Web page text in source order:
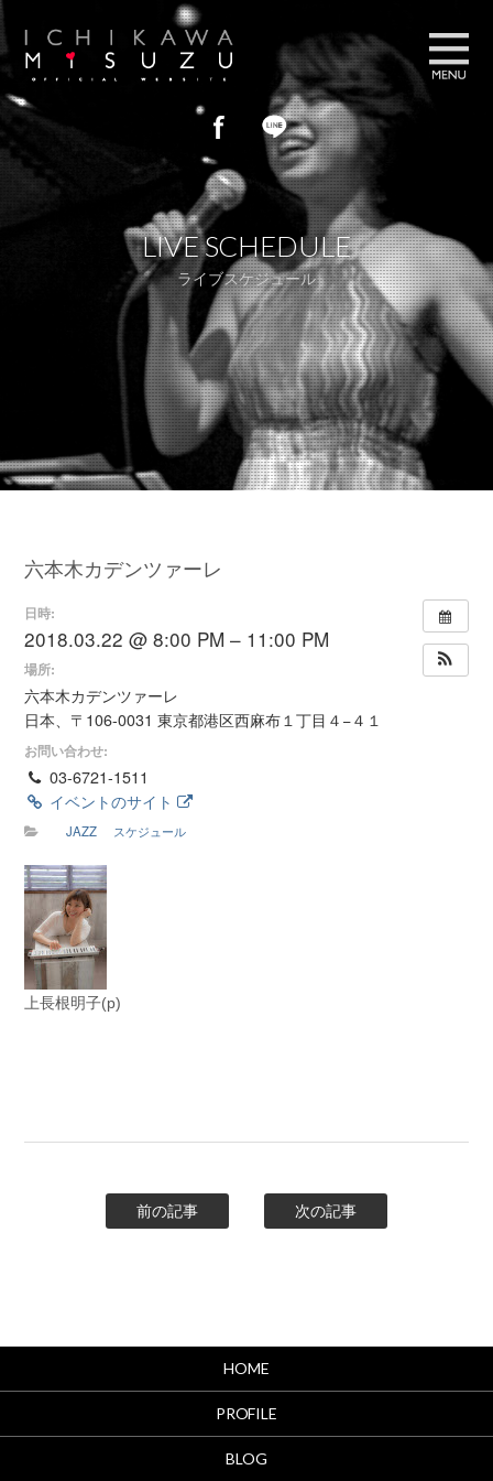
BLOG
GALLERY
フォトギャラリー
LIVE SCHEDULE
ライブスケジュール
CONTACT US
ストア
LIVE SCHEDULE
ライブスケジュール
六本木カデンツァーレ
日時:
2018.03.22 @ 8:00 PM – 11:00 PM
場所:
六本木カデンツァーレ
日本、〒106-0031 東京都港区西麻布１丁目４−４１
お問い合わせ:
03-6721-1511
イベントのサイト
JAZZ スケジュール
上長根明子(p)
前の記事 次の記事
HOME
PROFILE
BLOG